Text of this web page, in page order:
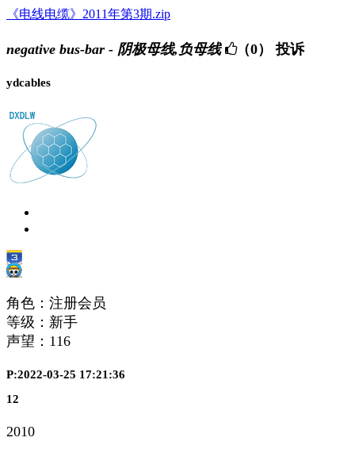
《电线电缆》2011年第3期.zip
negative bus-bar - 阴极母线,负母线 （0） 投诉
ydcables
角色：注册会员
等级：新手
声望： 116
P:2022-03-25 17:21:36
12
2010